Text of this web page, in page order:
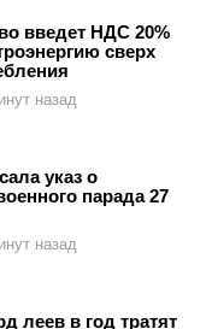
введет НДС 20%
сверх
назад
указ о
парада 27
назад
леев в год тратят